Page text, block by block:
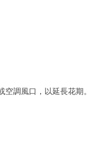
調風口，以延長花期。